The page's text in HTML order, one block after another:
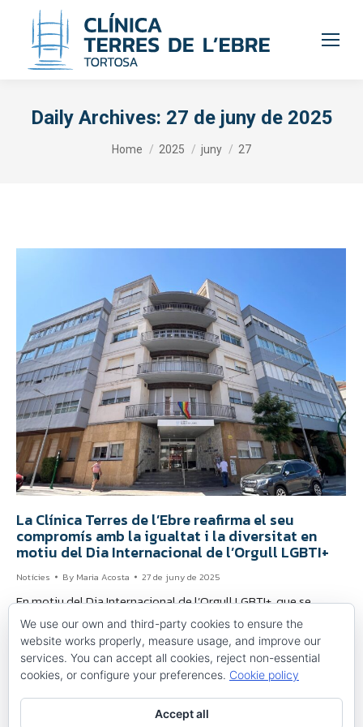
Daily Archives: 27 de juny de 2025
Home 2025 juny 27
La Clínica Terres de l’Ebre reafirma el seu
compromís amb la igualtat i la diversitat en
motiu del Dia Internacional de l’Orgull LGBTI+
Notícies By Maria Acosta 27 de juny de 2025
En motiu del Dia Internacional de l’Orgull LGBTI+, que se
celebra el 28 de juny, la Clínica Terres de l’Ebre se suma a la
commemoració d’aquesta jornada en defensa dels drets i les
llibertats de les persones lesbianes, gais, bisexuals, trans i
intersexuals. Aquesta setmana, el centre ha hissat la bandera
de l’arc de Sant…
We use our own and third-party cookies to ensure the
website works properly, measure usage, and improve our
services. You can accept all cookies, reject non-essential
cookies, or configure your preferences. Cookie policy
Accept all